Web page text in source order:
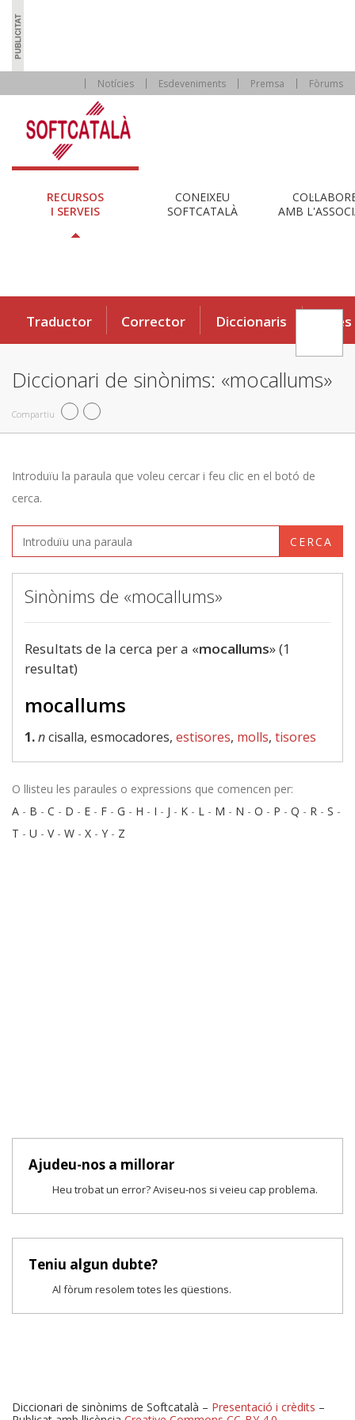
Notícies Esdeveniments Premsa Fòrums
RECURSOS
I SERVEIS
CONEIXEU
SOFTCATALÀ
AMB
Traductor Corrector Diccionaris Eines
Diccionari de sinònims: «mocallums»
Compartiu
Introduïu la paraula que voleu cercar i feu clic en el botó de
cerca.
CERCA
Sinònims de «mocallums»
Resultats de la cerca per a «mocallums» (1
resultat)
mocallums
1.ncisalla, esmocadores, estisores, molls, tisores
O llisteu les paraules o expressions que comencen per:
A - B - C - D - E - F - G - H - I - J - K - L - M - N - O - P - Q - R - S -
T - U - V- W - X - Y - Z
Ajudeu-nos a millorar
Heu trobat un error? Aviseu-nos si veieu cap problema.
Teniu algun dubte?
Al fòrum resolem totes les qüestions.
Diccionari de sinònims de Softcatalà – Presentació i crèdits –